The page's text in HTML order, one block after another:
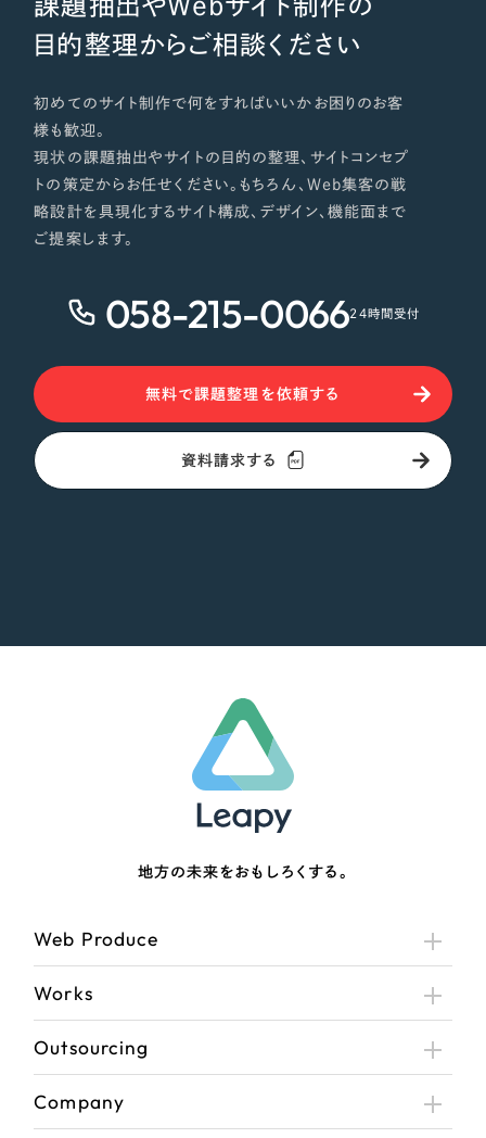
課題抽出やWebサイト制作の
目的整理からご相談ください
初めてのサイト制作で何をすればいいかお困りのお客
様も歓迎。
現状の課題抽出やサイトの目的の整理、サイトコンセプ
トの策定からお任せください。もちろん、Web集客の戦
略設計を具現化するサイト構成、デザイン、機能面まで
ご提案します。
058-215-006624時間受付
無料で課題整理を依頼する
資料請求する
地方の未来をおもしろくする。
Web Produce
Works
Outsourcing
Company